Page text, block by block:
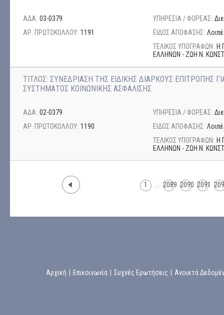
ΑΔΑ: 03-0379
ΑΡ. ΠΡΩΤΟΚΟΛΛΟΥ: 1191
ΥΠΗΡΕΣΙΑ / ΦΟΡΕΑΣ:
ΕΙΔΟΣ ΑΠΟΦΑΣΗΣ:
ΤΕΛΙΚΟΣ ΥΠΟΓΡΑΦΩΝ: Η
ΕΛΛΗΝΩΝ - ΖΩΗ Ν.
ΤΙΤΛΟΣ: ΣΥΝΕΔΡΙΑΣΗ ΤΗΣ ΕΙΔΙΚΗΣ ΔΙΑΡΚΟΥΣ ΕΠΙΤΡΟΠΗΣ
ΣΥΣΤΗΜΑΤΟΣ ΚΟΙΝΩΝΙΚΗΣ ΑΣΦΑΛΙΣΗΣ
ΑΔΑ: 02-0379
ΑΡ. ΠΡΩΤΟΚΟΛΛΟΥ: 1190
ΥΠΗΡΕΣΙΑ / ΦΟΡΕΑΣ:
ΕΙΔΟΣ ΑΠΟΦΑΣΗΣ:
ΤΕΛΙΚΟΣ ΥΠΟΓΡΑΦΩΝ: Η
ΕΛΛΗΝΩΝ - ΖΩΗ Ν.
1 2089 2090 2091
Αρχική Επικοινωνία Συχνές Ερωτήσεις Ανοικτά